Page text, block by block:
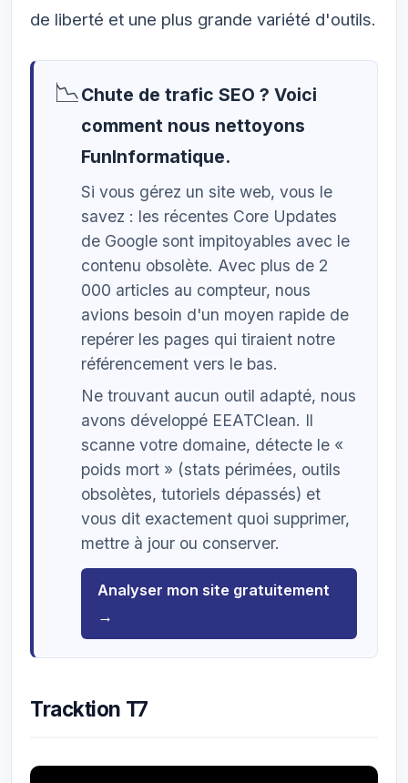
de liberté et une plus grande variété d'outils.
📉Chute de trafic SEO ? Voici
comment nous nettoyons
FunInformatique.
Si vous gérez un site web, vous le
savez : les récentes Core Updates
de Google sont impitoyables avec le
contenu obsolète. Avec plus de 2
000 articles au compteur, nous
avions besoin d'un moyen rapide de
repérer les pages qui tiraient notre
référencement vers le bas.
Ne trouvant aucun outil adapté, nous
avons développé EEATClean. Il
scanne votre domaine, détecte le «
poids mort » (stats périmées, outils
obsolètes, tutoriels dépassés) et
vous dit exactement quoi supprimer,
mettre à jour ou conserver.
Analyser mon site gratuitement
→
Tracktion T7